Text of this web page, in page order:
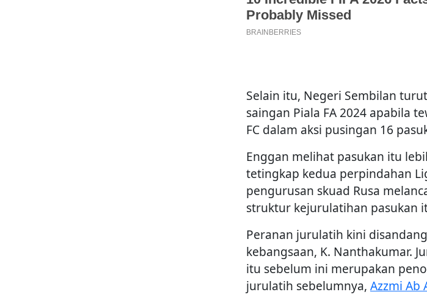
Selain itu, Negeri Sembilan
saingan Piala FA 2024 apabila
FC dalam aksi pusingan 16
Enggan melihat pasukan itu
tetingkap kedua perpindahan
pengurusan skuad Rusa
struktur kejurulatihan pasukan
Peranan jurulatih kini
kebangsaan, K. Nanthakumar.
itu sebelum ini merupakan
jurulatih sebelumnya, Azzmi Ab